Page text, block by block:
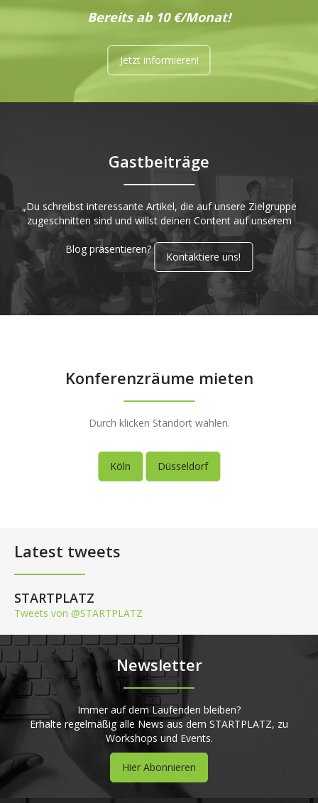
Bereits ab 10 €/Monat!
Jetzt informieren!
Gastbeiträge
„Du schreibst interessante Artikel, die auf unsere Zielgruppe
zugeschnitten sind und willst deinen Content auf unserem
Blog präsentieren?
Kontaktiere uns!
Konferenzräume mieten
Durch klicken Standort wählen.
Köln Düsseldorf
Latest tweets
STARTPLATZ
Tweets von @STARTPLATZ
Newsletter
Immer auf dem Laufenden bleiben?
Erhalte regelmäßig alle News aus dem STARTPLATZ, zu
Workshops und Events.
Hier Abonnieren